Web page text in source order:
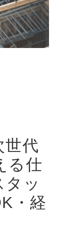
世代
る仕
ッ
・経